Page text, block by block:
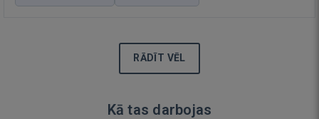
RĀDĪT VĒL
Kā tas darbojas